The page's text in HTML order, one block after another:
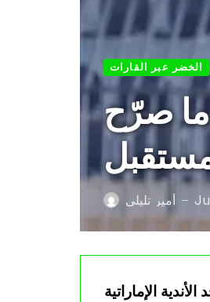
الخضر عبر القارات
ما صرّح
أمير تليلي —
الإماراتية